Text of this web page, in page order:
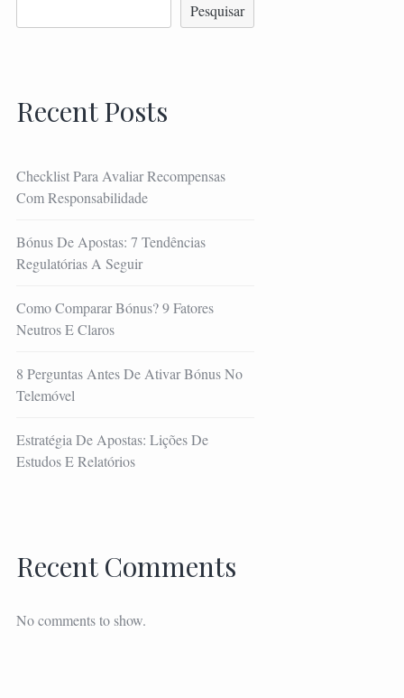
Pesquisar
Recent Posts
Checklist Para Avaliar Recompensas
Com Responsabilidade
Bónus De Apostas: 7 Tendências
Regulatórias A Seguir
Como Comparar Bónus? 9 Fatores
Neutros E Claros
8 Perguntas Antes De Ativar Bónus No
Telemóvel
Estratégia De Apostas: Lições De
Estudos E Relatórios
Recent Comments
No comments to show.